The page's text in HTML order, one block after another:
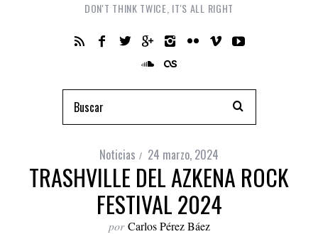
DON'T THINK TWICE, IT'S ALL RIGHT
Noticias 24 marzo, 2024
TRASHVILLE DEL AZKENA ROCK
FESTIVAL 2024
por Carlos Pérez Báez